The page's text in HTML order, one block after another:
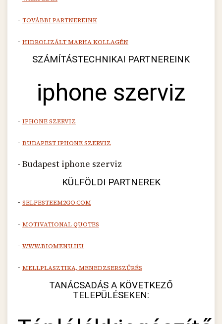
- TOVÁBBI PARTNEREINK
- HIDROLIZÁLT MARHA KOLLAGÉN
SZÁMÍTÁSTECHNIKAI PARTNEREINK
iphone szerviz
- IPHONE SZERVIZ
- BUDAPEST IPHONE SZERVIZ
- Budapest iphone szerviz
KÜLFÖLDI PARTNEREK
- SELFESTEEM2GO.COM
- MOTIVATIONAL QUOTES
- WWW.BIOMENU.HU
- MELLPLASZTIKA, MENEDZSERSZŰRÉS
TANÁCSADÁS A KÖVETKEZŐ
TELEPÜLÉSEKEN: